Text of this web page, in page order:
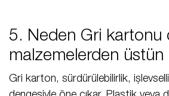
5. Neden Gri kartonu
malzemelerden üstün
Gri karton, sürdürülebilirlik,